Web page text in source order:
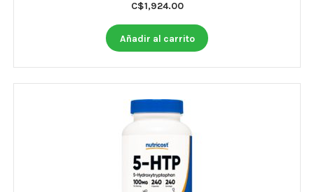
C$1,924.00
Añadir al carrito